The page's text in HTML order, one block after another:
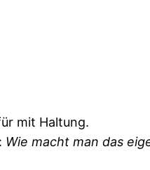
mit Haltung.
Wie macht man das